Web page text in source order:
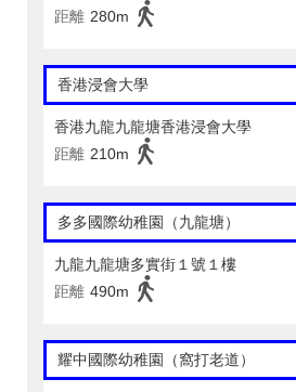
距離 280m
香港浸會大學
香港九龍九龍塘香港浸會大學
距離 210m
多多國際幼稚園（九龍塘）
九龍九龍塘多實街１號１樓
距離 490m
耀中國際幼稚園（窩打老道）